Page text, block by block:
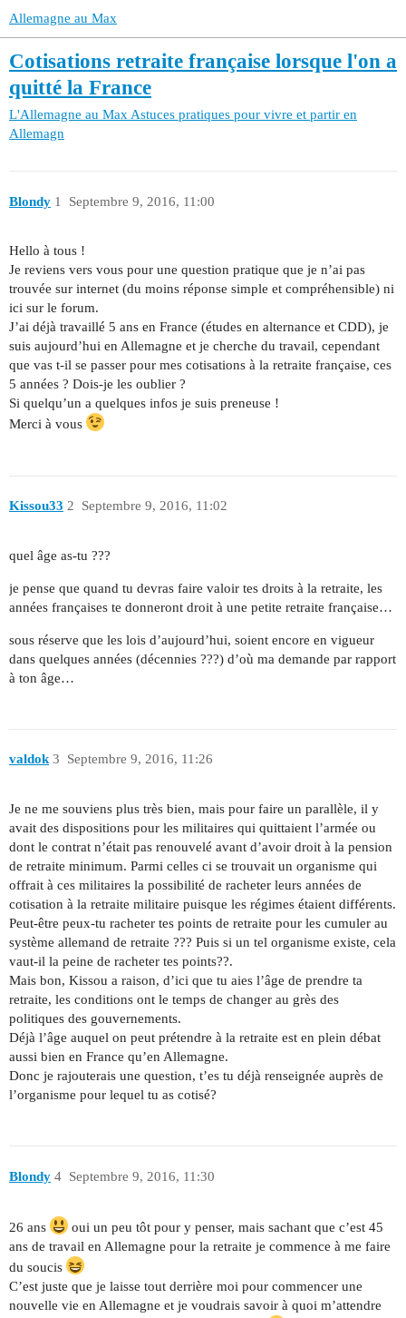
Allemagne au Max
Cotisations retraite française lorsque l'on a
quitté la France
L'Allemagne au MaxAstuces pratiques pour vivre et partir en
Allemagn
Blondy Septembre 9, 2016, 11:00
1
Hello à tous !
Je reviens vers vous pour une question pratique que je n’ai pas
trouvée sur internet (du moins réponse simple et compréhensible) ni
ici sur le forum.
J’ai déjà travaillé 5 ans en France (études en alternance et CDD), je
suis aujourd’hui en Allemagne et je cherche du travail, cependant
que vas t-il se passer pour mes cotisations à la retraite française, ces
5 années ? Dois-je les oublier ?
Si quelqu’un a quelques infos je suis preneuse !
Merci à vous
Kissou33 Septembre 9, 2016, 11:02
2
quel âge as-tu ???
je pense que quand tu devras faire valoir tes droits à la retraite, les
années françaises te donneront droit à une petite retraite française…
sous réserve que les lois d’aujourd’hui, soient encore en vigueur
dans quelques années (décennies ???) d’où ma demande par rapport
à ton âge…
valdok Septembre 9, 2016, 11:26
3
Je ne me souviens plus très bien, mais pour faire un parallèle, il y
avait des dispositions pour les militaires qui quittaient l’armée ou
dont le contrat n’était pas renouvelé avant d’avoir droit à la pension
de retraite minimum. Parmi celles ci se trouvait un organisme qui
offrait à ces militaires la possibilité de racheter leurs années de
cotisation à la retraite militaire puisque les régimes étaient différents.
Peut-être peux-tu racheter tes points de retraite pour les cumuler au
système allemand de retraite ??? Puis si un tel organisme existe, cela
vaut-il la peine de racheter tes points??.
Mais bon, Kissou a raison, d’ici que tu aies l’âge de prendre ta
retraite, les conditions ont le temps de changer au grès des
politiques des gouvernements.
Déjà l’âge auquel on peut prétendre à la retraite est en plein débat
aussi bien en France qu’en Allemagne.
Donc je rajouterais une question, t’es tu déjà renseignée auprès de
l’organisme pour lequel tu as cotisé?
Blondy Septembre 9, 2016, 11:30
4
26 ans
oui un peu tôt pour y penser, mais sachant que c’est 45
ans de travail en Allemagne pour la retraite je commence à me faire
du soucis
C’est juste que je laisse tout derrière moi pour commencer une
nouvelle vie en Allemagne et je voudrais savoir à quoi m’attendre